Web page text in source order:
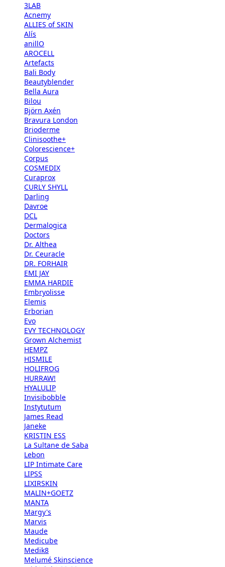
3LAB
Acnemy
ALLIES of SKIN
Alís
anillO
AROCELL
Artefacts
Bali Body
Beautyblender
Bella Aura
Bilou
Björn Axén
Bravura London
Brioderme
Clinisoothe+
Colorescience+
Corpus
COSMEDIX
Curaprox
CURLY SHYLL
Darling
Davroe
DCL
Dermalogica
Doctors
Dr. Althea
Dr. Ceuracle
DR. FORHAIR
EMI JAY
EMMA HARDIE
Embryolisse
Elemis
Erborian
Evo
EVY TECHNOLOGY
Grown Alchemist
HEMPZ
HISMILE
HOLIFROG
HURRAW!
HYALULIP
Invisibobble
Instytutum
James Read
Janeke
KRISTIN ESS
La Sultane de Saba
Lebon
LIP Intimate Care
LIPSS
LIXIRSKIN
MALIN+GOETZ
MANTA
Margy's
Marvis
Maude
Medicube
Medik8
Melumé Skinscience